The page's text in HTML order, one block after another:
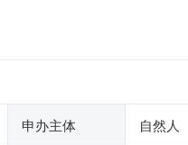
申办主体 自然人